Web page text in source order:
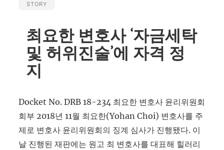
STORY
최요한 변호사 ‘자금세탁
및 허위진술’에 자격 정
지
Docket No. DRB 18-234 최요한 변호사 윤리위원회
회부 2018년 11월 최요한(Yohan Choi) 변호사를 주
제로 변호사 윤리위원회의 징계 심사가 진행됐다. 이
날 진행된 재판에는 원고 최 변호사를 대표해 힐러리